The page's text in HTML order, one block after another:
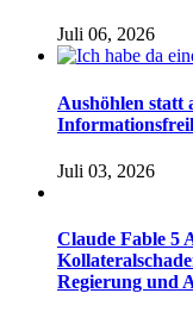
Juli 06, 2026
Aushöhlen statt
Juli 03, 2026
Claude Fable 5
Regierung und